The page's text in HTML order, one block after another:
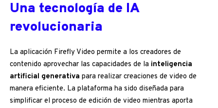
Una tecnología de IA
revolucionaria
La aplicación Firefly Video permite a los creadores de
contenido aprovechar las capacidades de la inteligencia
artificial generativa para realizar creaciones de video de
manera eficiente. La plataforma ha sido diseñada para
simplificar el proceso de edición de video mientras aporta